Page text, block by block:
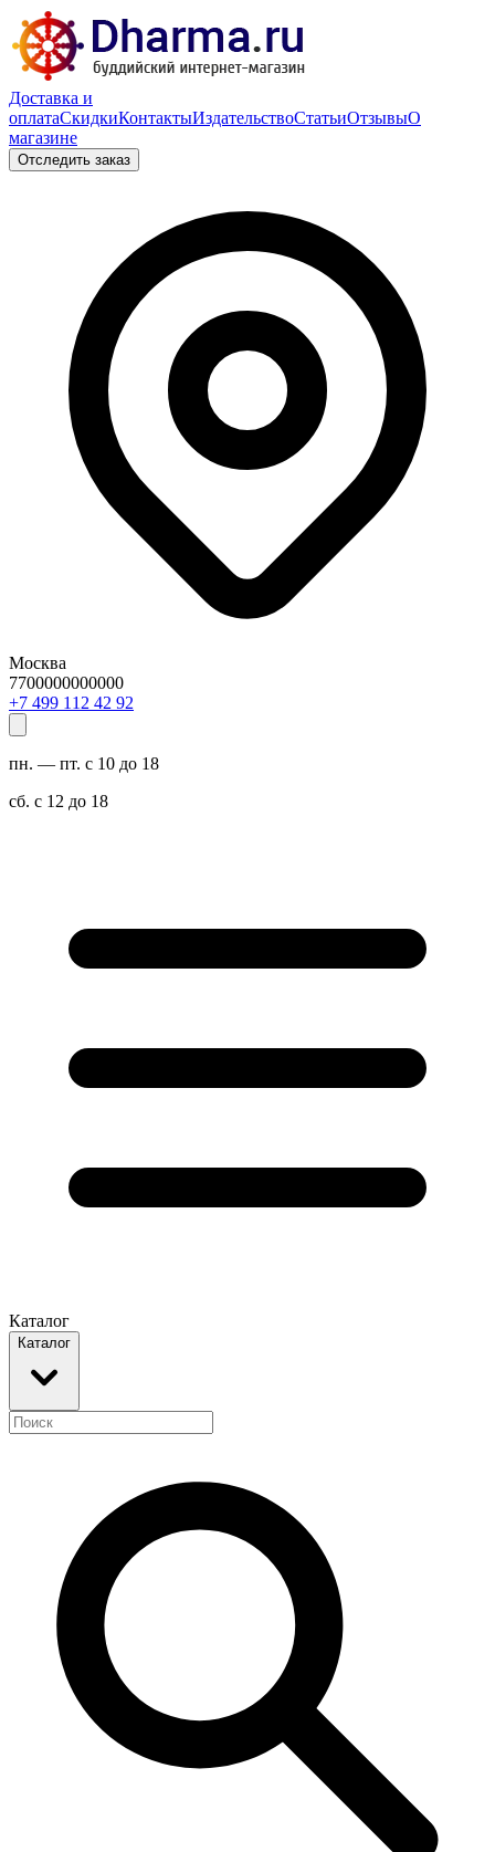
Доставка и
оплатаСкидкиКонтактыИздательствоСтатьиОтзывыО
магазине
Отследить заказ
Москва
7700000000000
29 24 211 994 7+
пн. — пт. с 10 до 18
сб. с 12 до 18
Каталог
Каталог